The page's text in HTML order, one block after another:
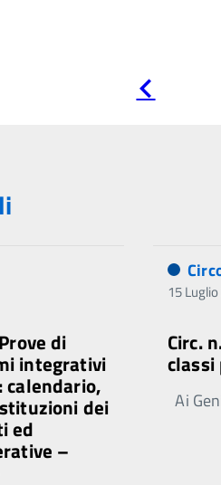
precedente
di
integrativi
calendario,
dei
ed
–
15
Circ.
Ai